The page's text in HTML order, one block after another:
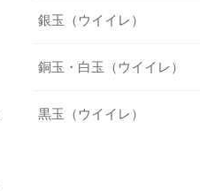
銀玉（ウイイレ）
銅玉・白玉（ウイイレ）
黒玉（ウイイレ）